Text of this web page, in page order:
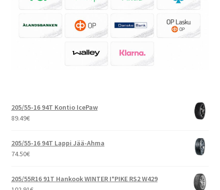
205/55-16 94T Kontio IcePaw
89.49€
205/55-16 94T Lappi Jää-Ahma
74.50€
205/55R16 91T Hankook WINTER I*PIKE RS2 W429